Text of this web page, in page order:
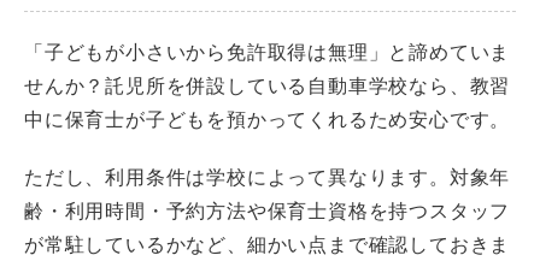
「子どもが小さいから免許取得は無理」と諦めていま
せんか？託児所を併設している自動車学校なら、教習
中に保育士が子どもを預かってくれるため安心です。
ただし、利用条件は学校によって異なります。対象年
齢・利用時間・予約方法や保育士資格を持つスタッフ
が常駐しているかなど、細かい点まで確認しておきま